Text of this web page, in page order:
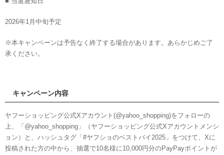
2026年1月中旬予定
※本キャンペーンは予告なく終了する場合があります。あらかじめご了
承ください。
キャンペーン内容
ヤフーショッピング公式Xアカウント(@yahoo_shopping)をフォローの
上、「@yahoo_shopping」（ヤフーショッピング公式Xアカウントメンシ
ョン）と、ハッシュタグ「#ヤフショのベストバイ2025」をつけて、Xに
投稿された方の中から、抽選で10名様に10,000円分のPayPayポイントが